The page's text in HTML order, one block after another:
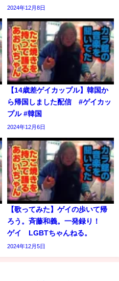
2024年12月8日
【14歳差ゲイカップル】韓国か
ら帰国しました配信 #ゲイカッ
プル #韓国
2024年12月6日
【歌ってみた】ゲイの歩いて帰
ろう。斉藤和義。一発録り！
ゲイ LGBTちゃんねる。
2024年12月5日